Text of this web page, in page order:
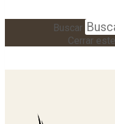
Buscar
Cerrar